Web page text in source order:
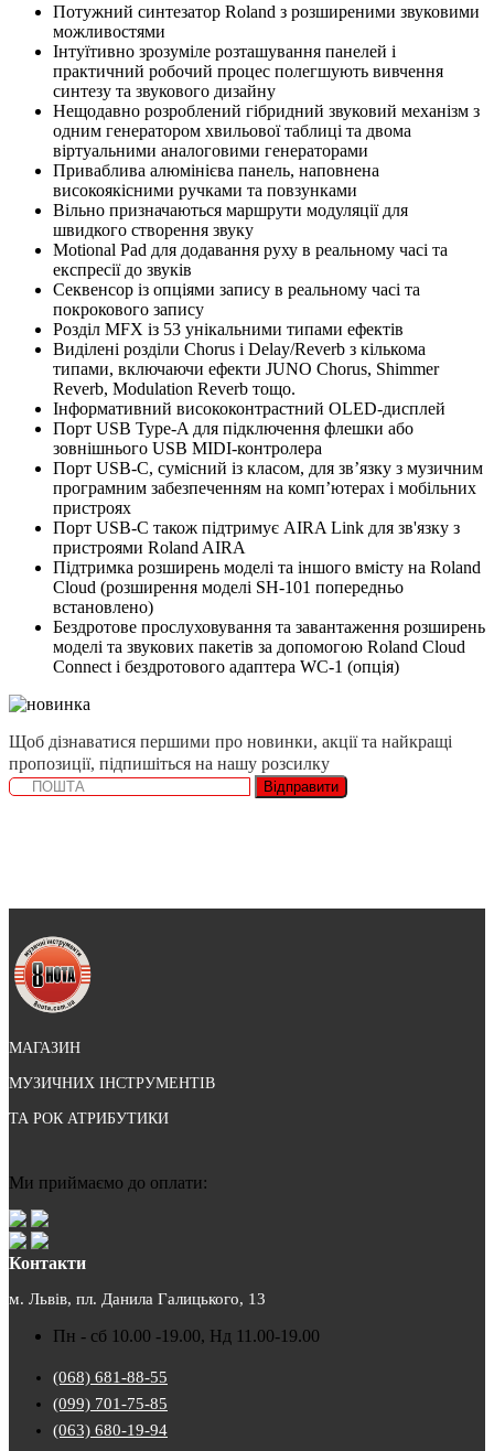
Потужний синтезатор Roland з розширеними звуковими
можливостями
Інтуїтивно зрозуміле розташування панелей і
практичний робочий процес полегшують вивчення
синтезу та звукового дизайну
Нещодавно розроблений гібридний звуковий механізм з
одним генератором хвильової таблиці та двома
віртуальними аналоговими генераторами
Приваблива алюмінієва панель, наповнена
високоякісними ручками та повзунками
Вільно призначаються маршрути модуляції для
швидкого створення звуку
Motional Pad для додавання руху в реальному часі та
експресії до звуків
Секвенсор із опціями запису в реальному часі та
покрокового запису
Розділ MFX із 53 унікальними типами ефектів
Виділені розділи Chorus і Delay/Reverb з кількома
типами, включаючи ефекти JUNO Chorus, Shimmer
Reverb, Modulation Reverb тощо.
Інформативний висококонтрастний OLED-дисплей
Порт USB Type-A для підключення флешки або
зовнішнього USB MIDI-контролера
Порт USB-C, сумісний із класом, для зв’язку з музичним
програмним забезпеченням на комп’ютерах і мобільних
пристроях
Порт USB-C також підтримує AIRA Link для зв'язку з
пристроями Roland AIRA
Підтримка розширень моделі та іншого вмісту на Roland
Cloud (розширення моделі SH-101 попередньо
встановлено)
Бездротове прослуховування та завантаження розширень
моделі та звукових пакетів за допомогою Roland Cloud
Connect і бездротового адаптера WC-1 (опція)
Щоб дізнаватися першими про новинки, акції та найкращі
пропозиції, підпишіться на нашу розсилку
Відправити
МАГАЗИН
МУЗИЧНИХ ІНСТРУМЕНТІВ
ТА РОК АТРИБУТИКИ
Ми приймаємо до оплати:
Контакти
м. Львів, пл. Данила Галицького, 13
Пн - сб 10.00 -19.00, Нд 11.00-19.00
(068) 681-88-55
(099) 701-75-85
(063) 680-19-94